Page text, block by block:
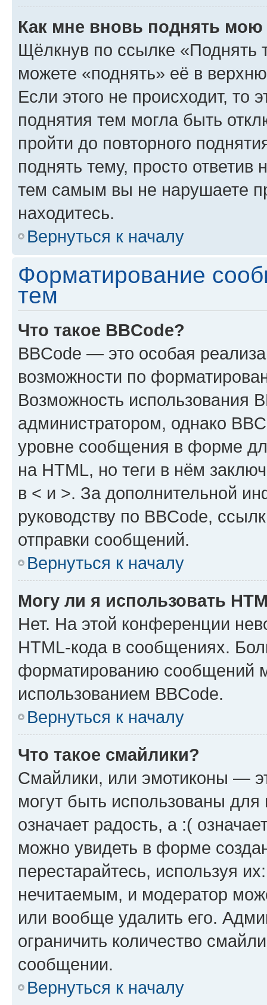
Как мне вновь поднять мою
Щёлкнув по ссылке «Поднять
можете «поднять» её в
Если этого не происходит, то
поднятия тем могла быть
пройти до повторного
поднять тему, просто ответив
тем самым вы не нарушаете
находитесь.
Вернуться к началу
Форматирование
тем
Что такое BBCode?
BBCode — это особая
возможности по
Возможность использования
администратором, однако
уровне сообщения в форме
на HTML, но теги в нём
в < и >. За дополнительной
руководству по BBCode,
отправки сообщений.
Вернуться к началу
Могу ли я использовать
Нет. На этой конференции
HTML-кода в сообщениях.
форматированию сообщений
использованием BBCode.
Вернуться к началу
Что такое смайлики?
Смайлики, или эмотиконы —
могут быть использованы
означает радость, а :(
можно увидеть в форме
перестарайтесь, используя
нечитаемым, и модератор
или вообще удалить его.
ограничить количество
сообщении.
Вернуться к началу